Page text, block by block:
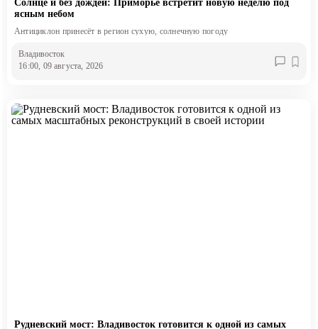
Солнце и без дождей: Приморье встретит новую неделю под
ясным небом
Антициклон принесёт в регион сухую, солнечную погоду
Владивосток
16:00, 09 августа, 2026
Рудневский мост: Владивосток готовится к одной из самых